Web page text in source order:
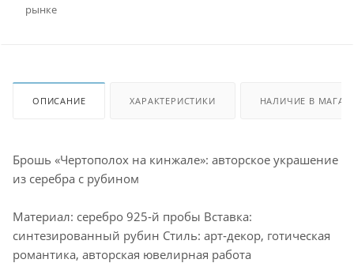
рынке
ОПИСАНИЕ ХАРАКТЕРИСТИКИ НАЛИЧИЕ В
Брошь «Чертополох на кинжале»: авторское украшение
из серебра с рубином
Материал: серебро 925‑й пробы Вставка:
синтезированный рубин Стиль: арт‑декор, готическая
романтика, авторская ювелирная работа